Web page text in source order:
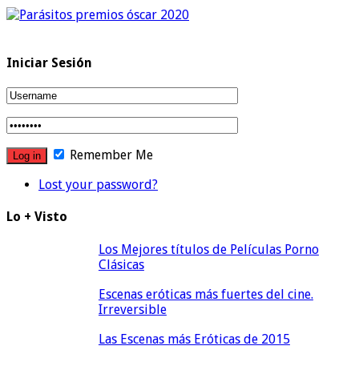
Iniciar Sesión
Remember Me
Lost your password?
Lo + Visto
Los Mejores títulos de Películas Porno
Clásicas
Escenas eróticas más fuertes del cine.
Irreversible
Las Escenas más Eróticas de 2015